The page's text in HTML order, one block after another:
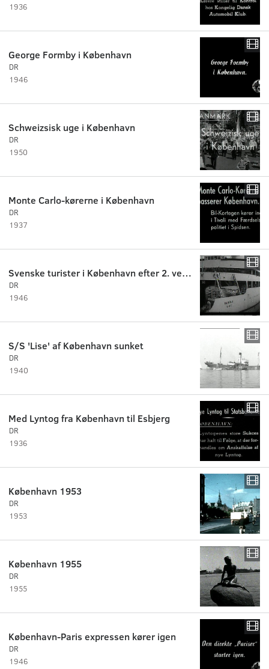
1936
George Formby i København
DR
1946
Schweizsisk uge i København
DR
1950
Monte Carlo-kørerne i København
DR
1937
Svenske turister i København efter 2. verdenskrig
DR
1946
S/S 'Lise' af København sunket
DR
1940
Med Lyntog fra København til Esbjerg
DR
1936
København 1953
DR
1953
København 1955
DR
1955
København-Paris expressen kører igen
DR
1946